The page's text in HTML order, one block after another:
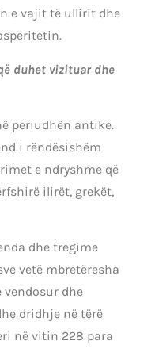
e vajit të ullirit dhe
duhet vizituar dhe
periudhën antike.
i rëndësishëm
e ndryshme që
ilirët, grekët,
dhe tregime
vetë mbretëresha
vendosur dhe
dridhje në tërë
në vitin 228 para